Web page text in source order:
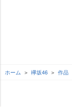
ホーム 欅坂46 作品